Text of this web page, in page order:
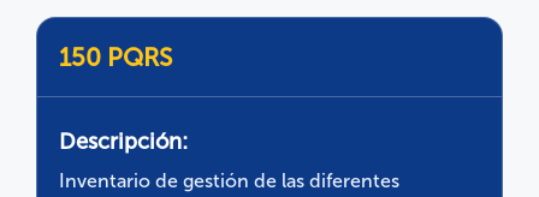
150 PQRS
Descripción:
Inventario de gestión de las diferentes